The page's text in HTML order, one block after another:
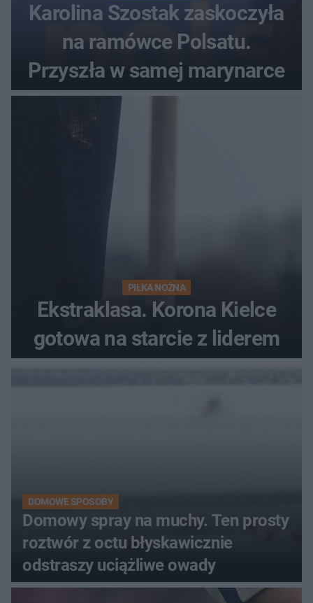
Karolina Szostak zaskoczyła
na ramówce Polsatu.
Przyszła w samej marynarce
PIŁKA NOŻNA
Ekstraklasa. Korona Kielce
gotowa na starcie z liderem
DOMOWE SPOSOBY
Domowy spray na muchy. Ten prosty
roztwór z octu błyskawicznie
odstraszy uciążliwe owady